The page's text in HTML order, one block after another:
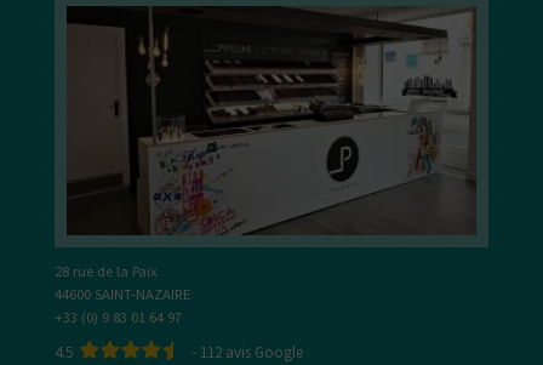
28 rue de la Paix
44600 SAINT-NAZAIRE
+33 (0) 9 83 01 64 97
4.5 - 112 avis Google